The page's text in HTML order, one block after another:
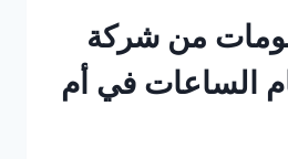
من شركة
الساعات في أم